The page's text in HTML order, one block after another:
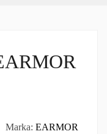
Marka: EARMOR